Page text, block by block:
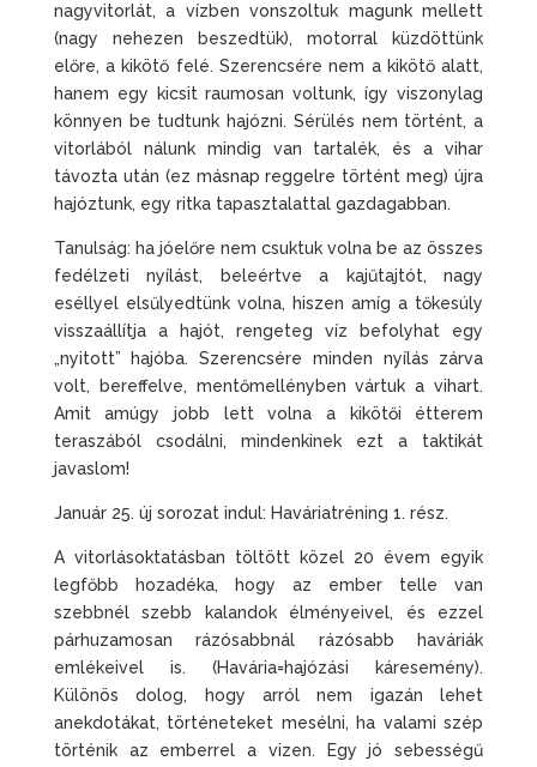
nagyvitorlát, a vízben vonszoltuk magunk mellett
(nagy nehezen beszedtük), motorral küzdöttünk
előre, a kikötő felé. Szerencsére nem a kikötő alatt,
hanem egy kicsit raumosan voltunk, így viszonylag
könnyen be tudtunk hajózni. Sérülés nem történt, a
vitorlából nálunk mindig van tartalék, és a vihar
távozta után (ez másnap reggelre történt meg) újra
hajóztunk, egy ritka tapasztalattal gazdagabban.
Tanulság: ha jóelőre nem csuktuk volna be az összes
fedélzeti nyílást, beleértve a kajűtajtót, nagy
eséllyel elsűlyedtünk volna, hiszen amíg a tőkesúly
visszaállítja a hajót, rengeteg víz befolyhat egy
„nyitott” hajóba. Szerencsére minden nyílás zárva
volt, bereffelve, mentőmellényben vártuk a vihart.
Amit amúgy jobb lett volna a kikötői étterem
teraszából csodálni, mindenkinek ezt a taktikát
javaslom!
Január 25. új sorozat indul: Haváriatréning 1. rész.
A vitorlásoktatásban töltött közel 20 évem egyik
legfőbb hozadéka, hogy az ember telle van
szebbnél szebb kalandok élményeivel, és ezzel
párhuzamosan rázósabbnál rázósabb haváriák
emlékeivel is. (Havária=hajózási káresemény).
Különös dolog, hogy arról nem igazán lehet
anekdotákat, történeteket mesélni, ha valami szép
történik az emberrel a vizen. Egy jó sebességű